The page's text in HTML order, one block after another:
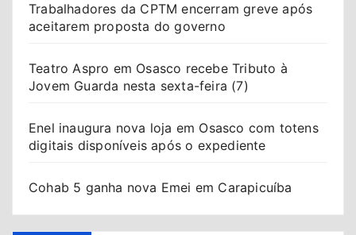
Trabalhadores da CPTM encerram greve após
aceitarem proposta do governo
Teatro Aspro em Osasco recebe Tributo à
Jovem Guarda nesta sexta-feira (7)
Enel inaugura nova loja em Osasco com totens
digitais disponíveis após o expediente
Cohab 5 ganha nova Emei em Carapicuíba